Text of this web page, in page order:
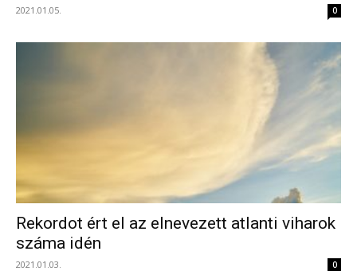
2021.01.05. 0
Rekordot ért el az elnevezett atlanti viharok
száma idén
2021.01.03. 0